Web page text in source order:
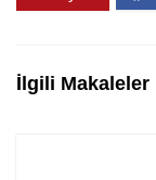
İlgili Makaleler